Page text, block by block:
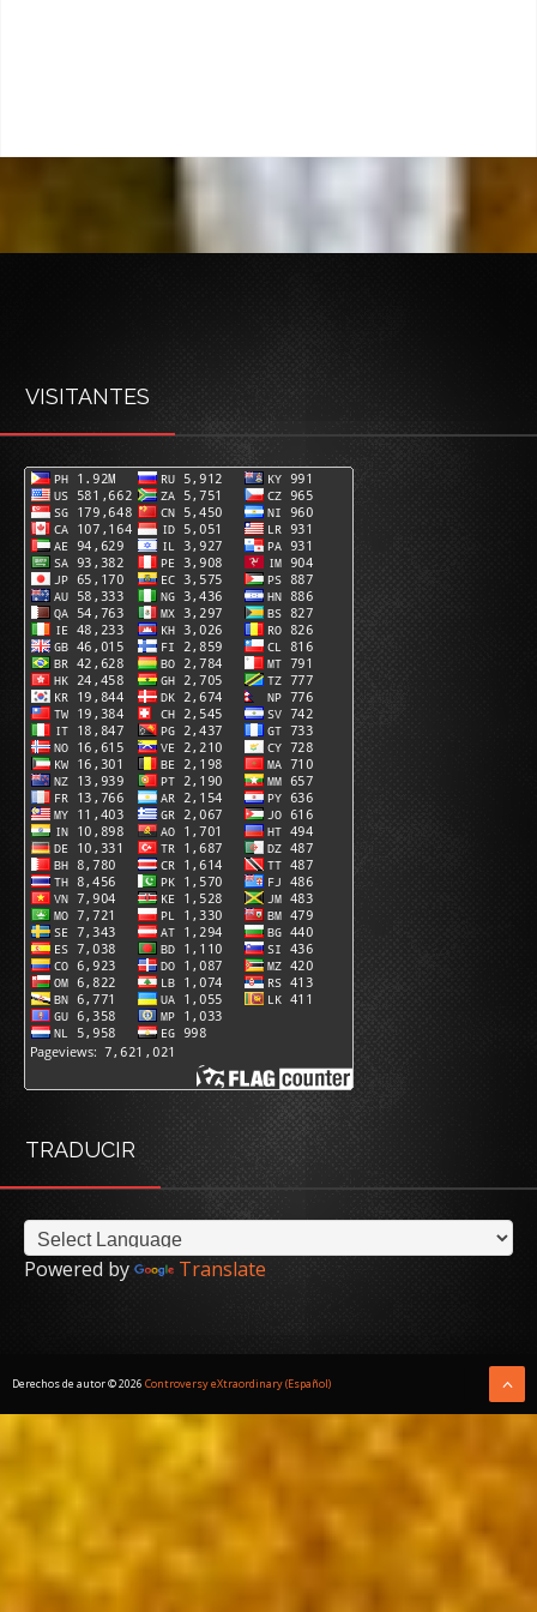
VISITANTES
TRADUCIR
Powered by Translate
Derechos de autor ©2026 Controversy eXtraordinary (Español)